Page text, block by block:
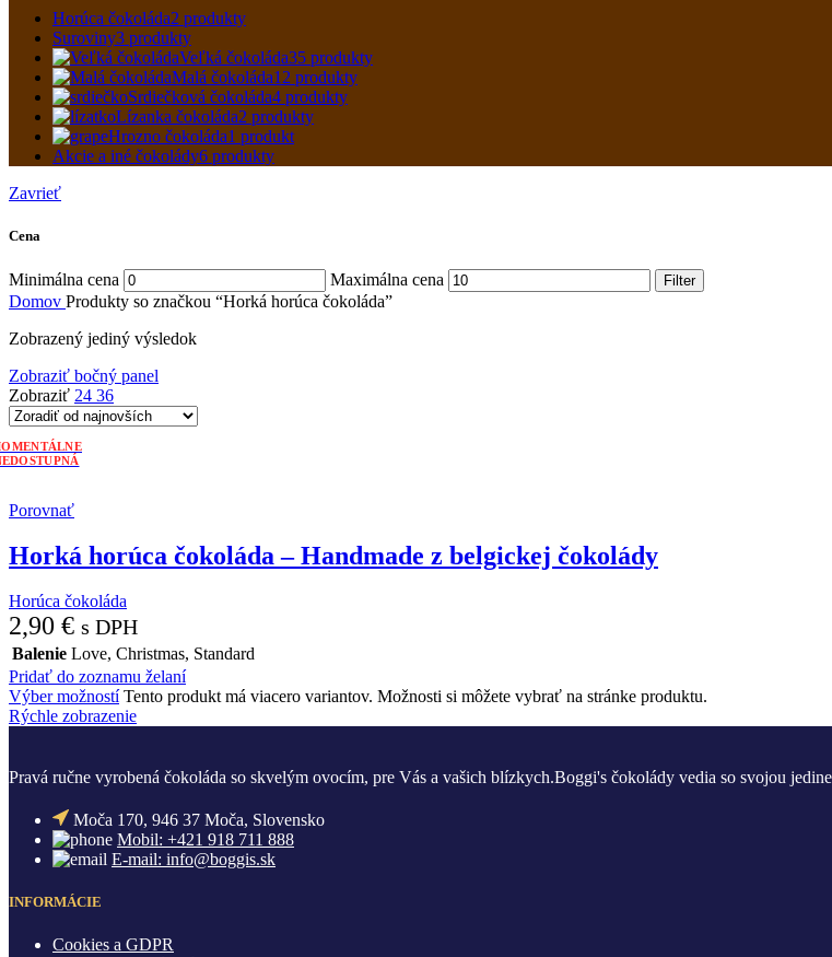
Horúca čokoláda2 produkty
Suroviny3 produkty
Veľká čokoláda35 produkty
Malá čokoláda12 produkty
Srdiečková čokoláda4 produkty
Lízanka čokoláda2 produkty
Hrozno čokoláda1 produkt
Akcie a iné čokolády6 produkty
Zavrieť
Cena
Minimálna cena Maximálna cena Filter
Domov Produkty so značkou “Horká horúca čokoláda”
Zobrazený jediný výsledok
Zobraziť bočný panel
Zobraziť 24 36
Porovnať
Horká horúca čokoláda – Handmade z belgickej čokolády
Horúca čokoláda
2,90 € s DPH
Balenie Love, Christmas, Standard
Pridať do zoznamu želaní
Výber možností Tento produkt má viacero variantov. Možnosti si môžete vybrať na stránke produktu.
Rýchle zobrazenie
Pravá ručne vyrobená čokoláda so skvelým ovocím, pre Vás a vašich blízkych.Boggi's čokolády vedia so svojou
Moča 170, 946 37 Moča, Slovensko
Mobil: +421 918 711 888
E-mail: info@boggis.sk
INFORMÁCIE
Cookies a GDPR